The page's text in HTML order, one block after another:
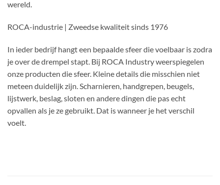
wereld.
ROCA-industrie | Zweedse kwaliteit sinds 1976
In ieder bedrijf hangt een bepaalde sfeer die voelbaar is zodra
je over de drempel stapt. Bij ROCA Industry weerspiegelen
onze producten die sfeer. Kleine details die misschien niet
meteen duidelijk zijn. Scharnieren, handgrepen, beugels,
lijstwerk, beslag, sloten en andere dingen die pas echt
opvallen als je ze gebruikt. Dat is wanneer je het verschil
voelt.